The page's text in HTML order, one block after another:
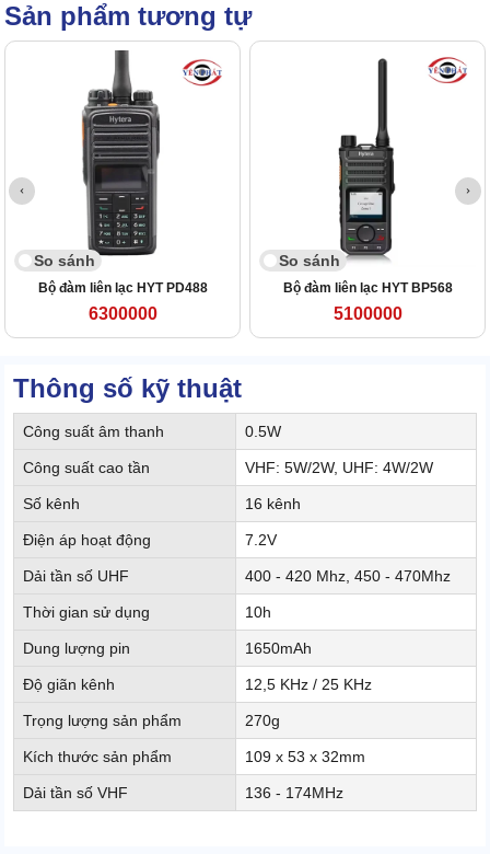
Sản phẩm tương tự
So sánh
Bộ đàm liên lạc HYT PD488
6300000
So sánh
Bộ đàm liên lạc HYT BP568
5100000
Thông số kỹ thuật
Công suất âm thanh 0.5W
Công suất cao tần VHF: 5W/2W, UHF: 4W/2W
Số kênh 16 kênh
Điện áp hoạt động 7.2V
Dải tần số UHF 400 - 420 Mhz, 450 - 470Mhz
Thời gian sử dụng 10h
Dung lượng pin 1650mAh
Độ giãn kênh 12,5 KHz / 25 KHz
Trọng lượng sản phẩm 270g
Kích thước sản phẩm 109 x 53 x 32mm
Dải tần số VHF 136 - 174MHz